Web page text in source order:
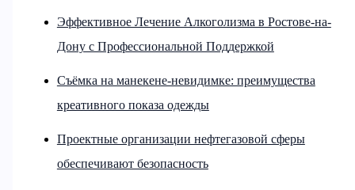
Эффективное Лечение Алкоголизма в Ростове-на-
Дону с Профессиональной Поддержкой
Съёмка на манекене-невидимке: преимущества
креативного показа одежды
Проектные организации нефтегазовой сферы
обеспечивают безопасность